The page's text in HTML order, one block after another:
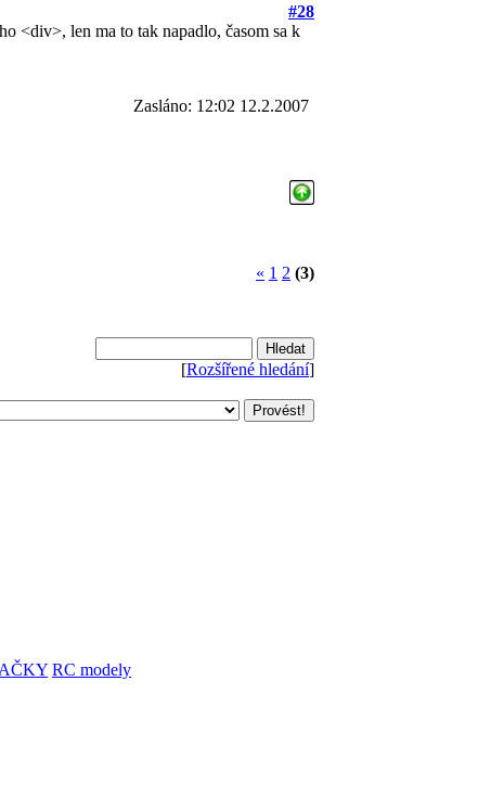
#28
<div>, len ma to tak napadlo, časom sa k
Zasláno: 12:02 12.2.2007
« 1 2 (3)
[Rozšířené hledání]
RC modely